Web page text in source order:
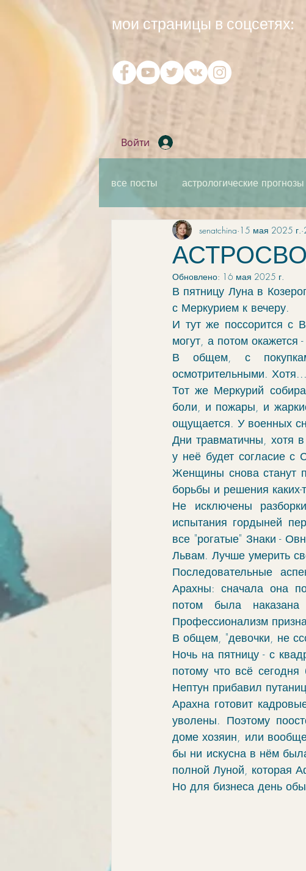
мои страницы в соцсетях:
Войти
все посты астрологические прогнозы
практическая мантика карта
элементы связи обучение
ингрессии в знак апокрифы
проработка vocabulary
senatchina 15 мая 2025 г.
Обновлено: 16 мая 2025 г.
В пятницу Луна в
с Меркурием к вечеру.
И тут же поссорится с
могут, а потом окажется
В общем, с
осмотрительными.
Тот же Меркурий
боли, и пожары, и
ощущается. У военных
Дни травматичны, хотя
у неё будет согласие с
Женщины снова станут
борьбы и решения
Не исключены
испытания гордыней
все "рогатые" Знаки -
Львам. Лучше умерить
Последовательные
Арахны: сначала она
потом была
Профессионализм
В общем, "девочки, не
Ночь на пятницу - с
потому что всё
Нептун прибавил
Арахна готовит
уволены. Поэтому
доме хозяин, или
бы ни искусна в нём
полной Луной, которая
Но для бизнеса день